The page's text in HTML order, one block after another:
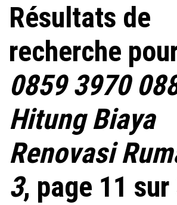
Résultats de
recherche
0859 3970
Hitung Biaya
Renovasi
3, page 11 sur